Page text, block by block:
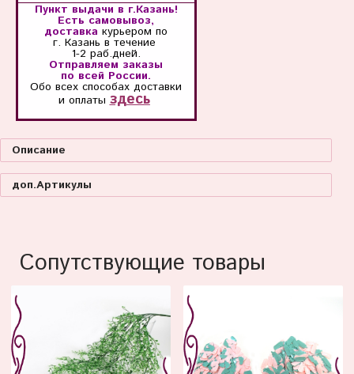
Пункт выдачи в г.Казань!
Есть самовывоз,
доставка курьером по
г. Казань в течение
1-2 раб.дней.
Отправляем заказы
по всей России.
Обо всех способахдоставки
и оплаты здесь
Описание
доп.Артикулы
Сопутствующие товары